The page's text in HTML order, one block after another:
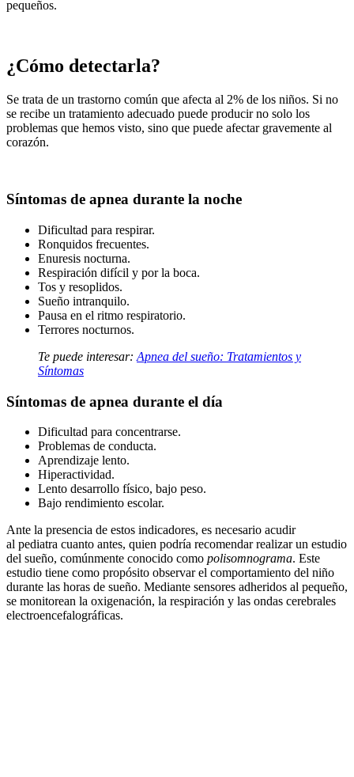
pequeños.
¿Cómo detectarla?
Se trata de un trastorno común que afecta al 2% de los niños. Si no
se recibe un tratamiento adecuado puede producir no solo los
problemas que hemos visto, sino que puede afectar gravemente al
corazón.
Síntomas de apnea durante la noche
Dificultad para respirar.
Ronquidos frecuentes.
Enuresis nocturna.
Respiración difícil y por la boca.
Tos y resoplidos.
Sueño intranquilo.
Pausa en el ritmo respiratorio.
Terrores nocturnos.
Te puede interesar: Apnea del sueño: Tratamientos y
Síntomas
Síntomas de apnea durante el día
Dificultad para concentrarse.
Problemas de conducta.
Aprendizaje lento.
Hiperactividad.
Lento desarrollo físico, bajo peso.
Bajo rendimiento escolar.
Ante la presencia de estos indicadores, es necesario acudir
al pediatra cuanto antes, quien podría recomendar realizar un estudio
del sueño, comúnmente conocido como polisomnograma. Este
estudio tiene como propósito observar el comportamiento del niño
durante las horas de sueño. Mediante sensores adheridos al pequeño,
se monitorean la oxigenación, la respiración y las ondas cerebrales
electroencefalográficas.